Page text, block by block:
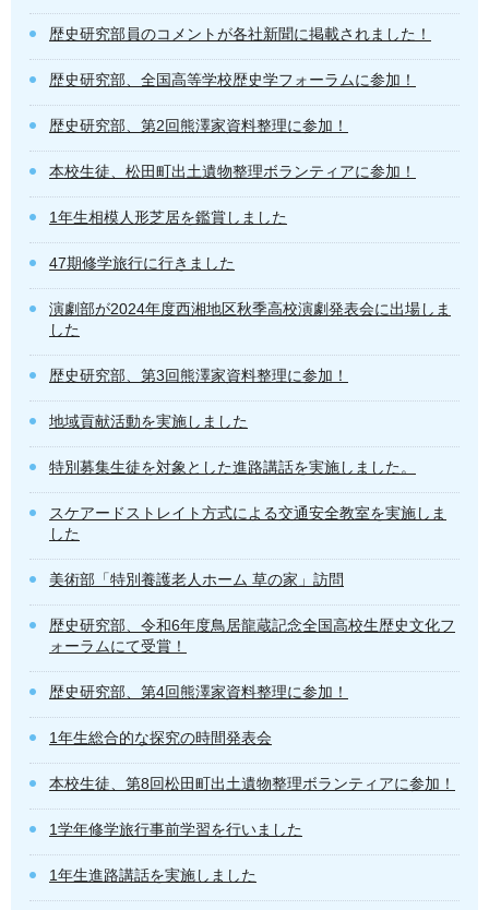
歴史研究部員のコメントが各社新聞に掲載されました！
歴史研究部、全国高等学校歴史学フォーラムに参加！
歴史研究部、第2回熊澤家資料整理に参加！
本校生徒、松田町出土遺物整理ボランティアに参加！
1年生相模人形芝居を鑑賞しました
47期修学旅行に行きました
演劇部が2024年度西湘地区秋季高校演劇発表会に出場しま
した
歴史研究部、第3回熊澤家資料整理に参加！
地域貢献活動を実施しました
特別募集生徒を対象とした進路講話を実施しました。
スケアードストレイト方式による交通安全教室を実施しま
した
美術部「特別養護老人ホーム 草の家」訪問
歴史研究部、令和6年度鳥居龍蔵記念全国高校生歴史文化フ
ォーラムにて受賞！
歴史研究部、第4回熊澤家資料整理に参加！
1年生総合的な探究の時間発表会
本校生徒、第8回松田町出土遺物整理ボランティアに参加！
1学年修学旅行事前学習を行いました
1年生進路講話を実施しました